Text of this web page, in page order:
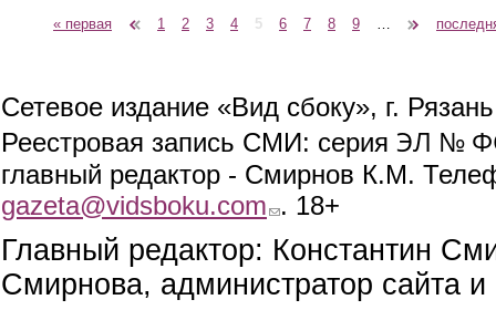
Страницы
« первая 1 2 3 4 5 6 7 8 9
Сетевое издание «Вид сбоку», г.
Реестровая запись СМИ: серия ЭЛ №
главный редактор - Смирнов К.М.
gazeta@vidsboku.com (link sends e-mail)
. 18+
Главный редактор: Константин
Смирнова, администратор сайта